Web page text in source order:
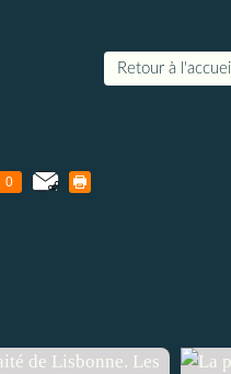
Retour à l'accueil
0